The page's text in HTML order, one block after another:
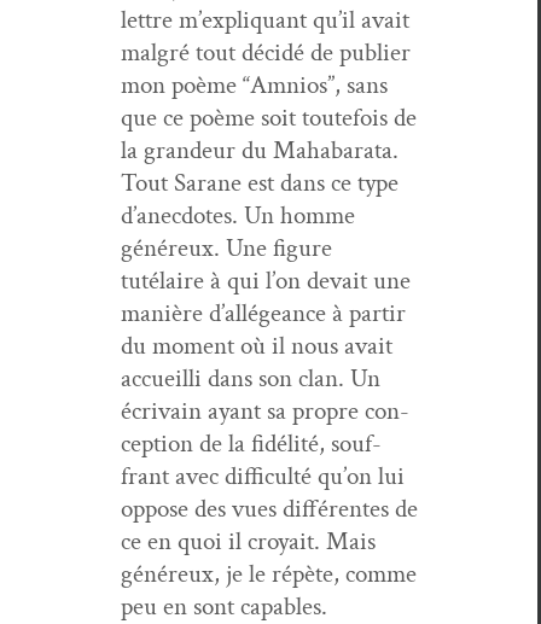
let­tre m’ex­pli­quant qu’il avait
mal­gré tout décidé de pub­li­er
mon poème “Amnios”, sans
que ce poème soit toute­fois de
la grandeur du Mahabara­ta.
Tout Sarane est dans ce type
d’anec­dotes. Un homme
généreux. Une fig­ure
tutélaire à qui l’on devait une
manière d’al­légeance à par­tir
du moment où il nous avait
accueil­li dans son clan. Un
écrivain ayant sa pro­pre con­
cep­tion de la fidél­ité, souf­
frant avec dif­fi­culté qu’on lui
oppose des vues dif­férentes de
ce en quoi il croy­ait. Mais
généreux, je le répète, comme
peu en sont capables.